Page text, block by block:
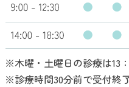
※木曜・土曜日の診療は13
※診療時間30分前で受付終